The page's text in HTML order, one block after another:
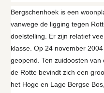
Bergschenhoek is een
vanwege de ligging tegen
doelstelling. Er zijn relatief
klasse. Op 24 november
geopend. Ten zuidoosten
de Rotte bevindt zich een
het Hoge en Lage Bergse